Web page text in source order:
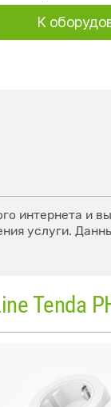
К
интернета и
услуги.
Tenda